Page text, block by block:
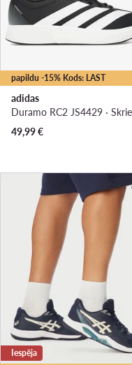
papildu -15% Kods: LAST
adidas
49,99€
Iespēja